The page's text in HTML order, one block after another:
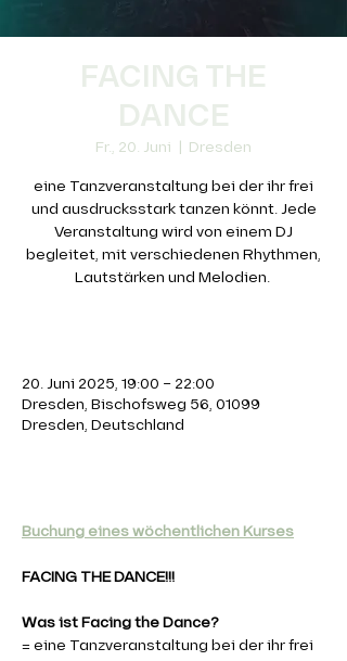
FACING THE
DANCE
Fr., 20. Juni
  |
Dresden
eine Tanzveranstaltung bei der ihr frei
und ausdrucksstark tanzen könnt. Jede
Veranstaltung wird von einem DJ
begleitet, mit verschiedenen Rhythmen,
Lautstärken und Melodien.
20. Juni 2025, 19:00 – 22:00
Dresden, Bischofsweg 56, 01099
Dresden, Deutschland
Buchung eines wöchentlichen Kurses
FACING THE DANCE!!!
Was ist Facing the Dance?
= eine Tanzveranstaltung bei der ihr frei